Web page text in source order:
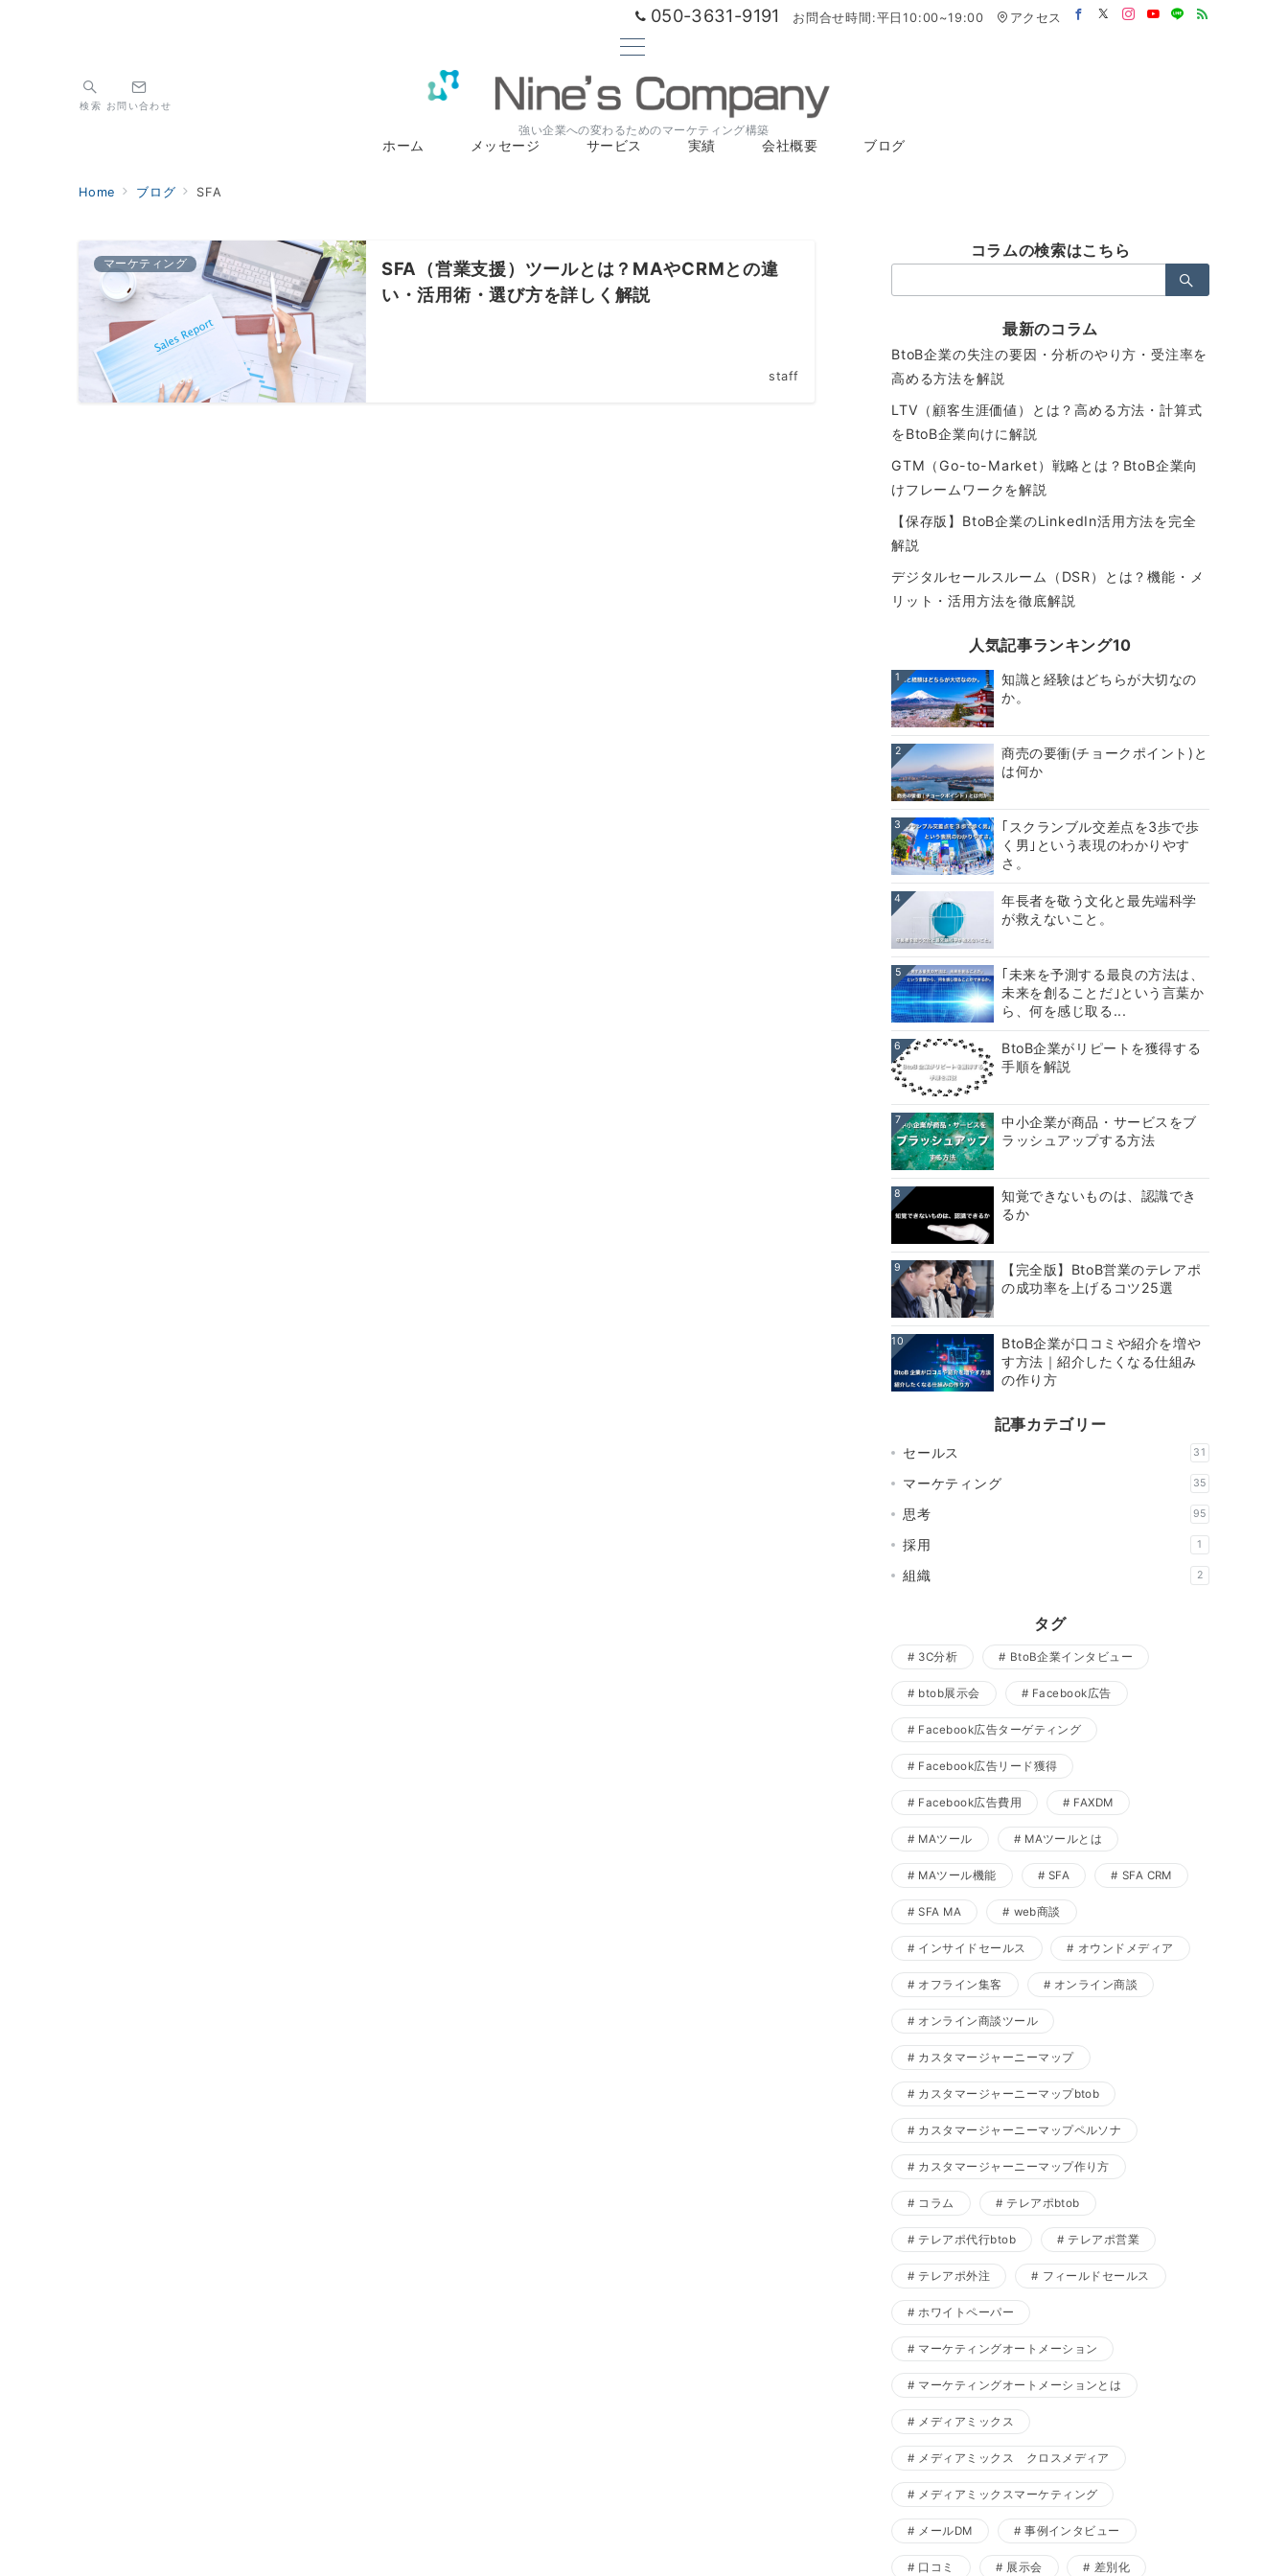
050-3631-9191 お問合せ時間:平日10:00~19:00 アクセス
強い企業への変わるためのマーケティング構築
検索 お問い合わせ
ホーム メッセージ サービス 実績 会社概要 ブログ
Home ブログ SFA
マーケティング
SFA（営業支援）ツールとは？MAやCRMとの違
い・活用術・選び方を詳しく解説
staff
コラムの検索はこちら
索：
最新のコラム
BtoB企業の失注の要因・分析のやり方・受注率を
高める方法を解説
LTV（顧客生涯価値）とは？高める方法・計算式
をBtoB企業向けに解説
GTM（Go-to-Market）戦略とは？BtoB企業向
けフレームワークを解説
【保存版】BtoB企業のLinkedIn活用方法を完全
解説
デジタルセールスルーム（DSR）とは？機能・メ
リット・活用方法を徹底解説
人気記事ランキング10
1
知識と経験はどちらが大切なの
か。
2
商売の要衝(チョークポイント)と
は何か
3
｢スクランブル交差点を3歩で歩
く男｣という表現のわかりやす
さ。
4
年長者を敬う文化と最先端科学
が救えないこと。
5
｢未来を予測する最良の方法は、
未来を創ることだ｣という言葉か
ら、何を感じ取る...
6
BtoB企業がリピートを獲得する
手順を解説
7
中小企業が商品・サービスをブ
ラッシュアップする方法
8
知覚できないものは、認識でき
るか
9
【完全版】BtoB営業のテレアポ
の成功率を上げるコツ25選
10
BtoB企業が口コミや紹介を増や
す方法｜紹介したくなる仕組み
の作り方
記事カテゴリー
セールス 31
マーケティング 35
思考 95
採用 1
組織 2
タグ
3C分析 BtoB企業インタビュー
btob展示会 Facebook広告
Facebook広告ターゲティング
Facebook広告リード獲得
Facebook広告費用 FAXDM
MAツール MAツールとは
MAツール機能 SFA SFA CRM
SFA MA web商談
インサイドセールス オウンドメディア
オフライン集客 オンライン商談
オンライン商談ツール
カスタマージャーニーマップ
カスタマージャーニーマップbtob
カスタマージャーニーマップペルソナ
カスタマージャーニーマップ作り方
コラム テレアポbtob
テレアポ代行btob テレアポ営業
テレアポ外注 フィールドセールス
ホワイトペーパー
マーケティングオートメーション
マーケティングオートメーションとは
メディアミックス
メディアミックス クロスメディア
メディアミックスマーケティング
メールDM 事例インタビュー
口コミ 展示会 差別化